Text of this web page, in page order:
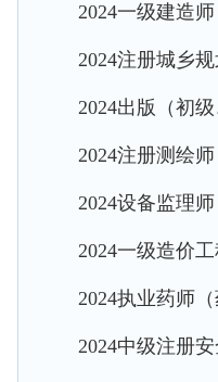
2024一级建造师
2024注册城乡
2024出版（初级
2024注册测绘师
2024设备监理师
2024一级造价
2024执业药师（
2024中级注册